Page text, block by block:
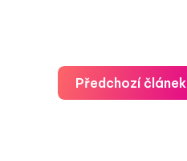
Předchozí článek